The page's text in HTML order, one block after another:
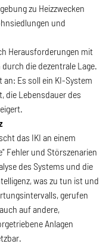
zu Heizzwecken
und
Herausforderungen mit
die dezentrale Lage.
Es soll ein KI-System
die Lebensdauer des
das IKI an einem
Fehler und Störszenarien
des Systems und die
was zu tun ist und
gerufen
auf andere,
Anlagen